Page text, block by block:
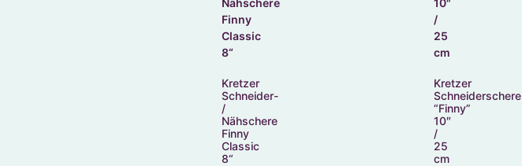
Kretzer
Schneider-
/
Nähschere
Finny
Classic
8“
Kretzer
Schneiderschere
“Finny”
10″
/
25
cm